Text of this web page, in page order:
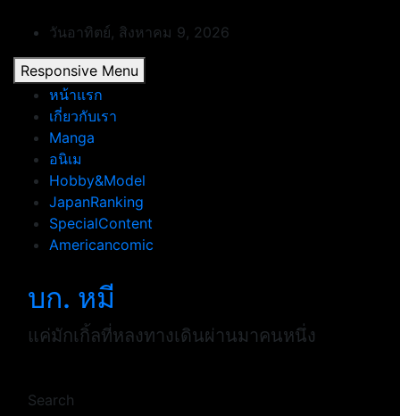
content
วันอาทิตย์, สิงหาคม 9, 2026
Responsive Menu
หน้าแรก
เกี่ยวกับเรา
Manga
อนิเม
Hobby&Model
JapanRanking
SpecialContent
Americancomic
บก. หมี
แค่มักเกิ้ลที่หลงทางเดินผ่านมาคนหนึ่ง
Search